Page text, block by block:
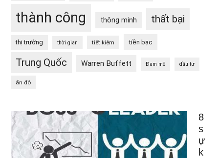
thành công thông minh thất bại
thị trường thời gian tiết kiệm tiền bạc
Trung Quốc Warren Buffett Đam mê đầu tư
ấn độ
8
s
ự
k